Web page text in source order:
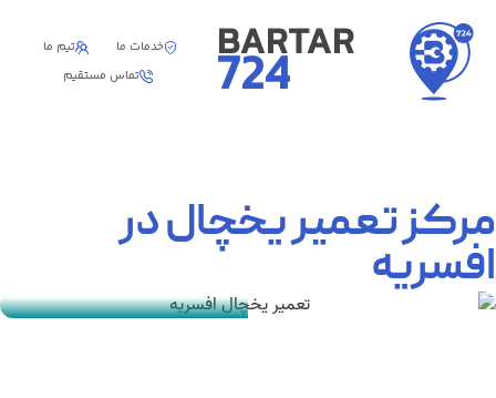
خدمات ما
تیم ما
تماس مستقیم
BARTAR
724
مرکز تعمیر یخچال در
افسریه
نمایندگی تعمیر یخچال افسریه